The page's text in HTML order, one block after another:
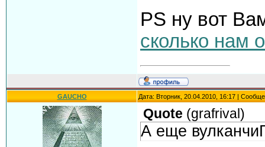
PS ну вот
сколько нам
GAUCHO Дата: Вторник, 20.04.2010, 16:17 |
Quote (grafrival)
А еще